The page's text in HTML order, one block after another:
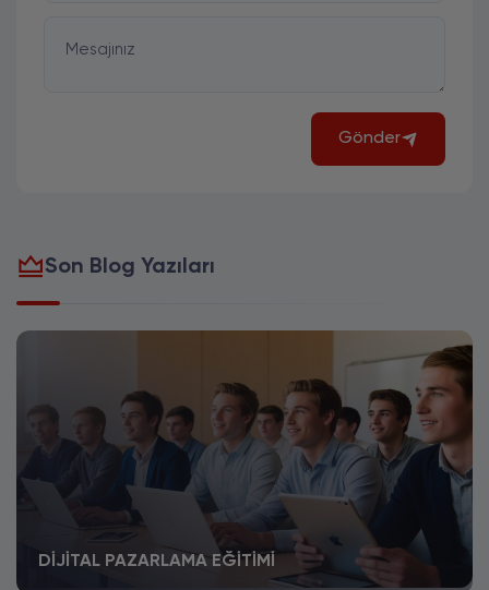
Mesajınız
Gönder
Son Blog Yazıları
DIJITAL PAZARLAMA EĞITIMI